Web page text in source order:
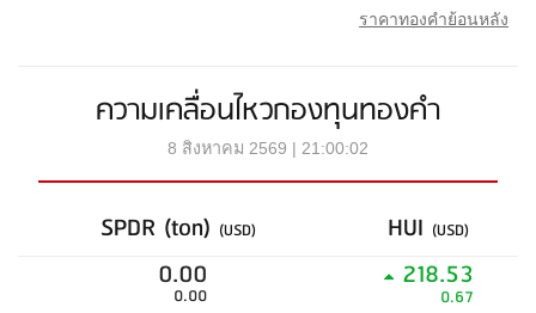
ราคาทองคำย้อนหลัง
ความเคลื่อนไหวกองทุนทองคำ
8 สิงหาคม 2569 | 21:00:02
SPDR (ton) (USD) HUI (USD)
0.00
0.00
218.53
0.67